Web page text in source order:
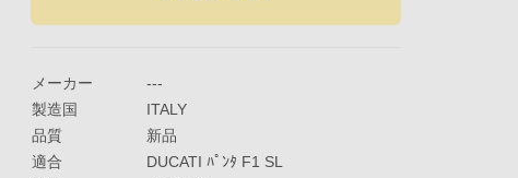
メーカー
---
製造国
ITALY
品質
新品
適合
DUCATI ﾊﾟﾝﾀ F1 SL